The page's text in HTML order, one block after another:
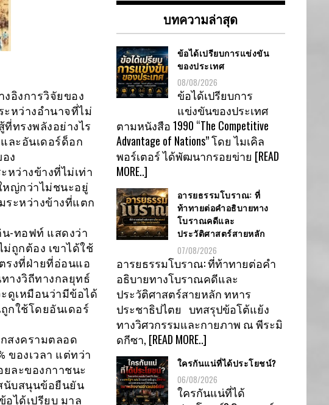
งอิงการวิจัยของ
ะหว่างอำนาจที่ไม่
ทรงพลังอย่างไร
ละอันเดอร์ด็อก
ง
หว่างข้างที่ไม่เท่า
หญ่กว่าไม่ชนะอยู่
ระหว่างข้างที่แตก
น-ทอฟท์ แสดงว่า
ถูกต้อง เขาได้ใช้
รงที่ฝ่ายที่อ่อนแอ
างวิถีทางกลยุทธ์
ดูเหมือนว่ามีข้อได้
กใช้โดยอันเดอร์
สงครามตลอด
ของเวลา แต่ทว่า
ยละของกาาชนะ
นับสนุนข้อยืนยัน
อได้เปรียบ มาล
หมู่
บทความล่าสุด
ข้อได้เปรียบการแข่งขัน
ของประเทศ
08/08/2026
ข้อได้เปรียบการ
แข่งขันของประเทศ
ตามหนังสือ 1990 “The Competitive
Advantage of Nations” โดย ไมเคิล
พอร์เตอร์ ได้พัฒนากรอยข่าย [READ
MORE..]
อารยธรรมโบราณ: ที่
ท้าทายต่อคำอธิบายทาง
โบราณคดีและ
ประวัติศาสตร์สายหลัก
07/08/2026
อารยธรรมโบราณ: ที่ท้าทายต่อคำ
อธิบายทางโบราณคดีและ
ประวัติศาสตร์สายหลัก ทหาร
ประชาธิปไตย บทสรุปข้อโต้แย้ง
ทางวิศวกรรมและกายภาพ ณ พีระมิ
ดกีซา, [READ MORE..]
ใครกันแน่ที่ได้ประโยชน์?
06/08/2026
ใครกันแน่ที่ได้